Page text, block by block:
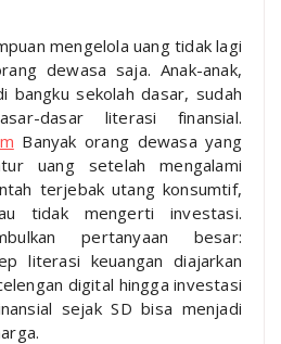
mengelola uang tidak lagi
dewasa saja. Anak-anak,
bangku sekolah dasar, sudah
dasar literasi finansial.
Banyak orang dewasa yang
uang setelah mengalami
terjebak utang konsumtif,
tidak mengerti investasi.
pertanyaan besar:
literasi keuangan diajarkan
digital hingga investasi
sejak SD bisa menjadi